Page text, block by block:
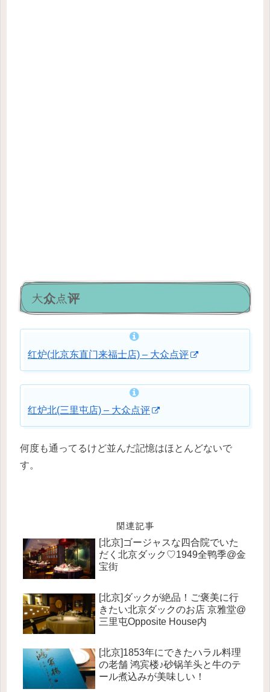
大众点评
红炉(北京东直门来福士店) – 大众点评
红炉北(三里屯店) – 大众点评
何度も通ってるけど並んだ記憶はほとんどないで
す。
関連記事
[北京]ゴージャスな四合院でいた
だく北京ダック♡1949全鸭季@金
宝街
[北京]ダックが絶品！ご褒美に行
きたい北京ダックのお店 京雅堂@
三里屯Opposite House内
[北京]1853年にできたハラル料理
の老舗 鸿宾楼♪砂锅羊头と牛のテ
ール煮込みが美味しい！